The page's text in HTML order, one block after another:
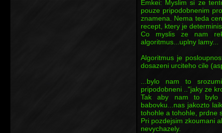
Emkei: Myslim si ze
pouze pripodobnenim
znamena. Nema teda
recept, ktery je
Co myslis ze nam
algoritmus...uplny lamy...
Algoritmus je
dosazeni urciteho cile
...bylo nam to
pripodobneni .."jaky ze
Tak aby nam to bylo
babovku...nas jakozto
tohohle a tohohle, prdne
Pri pozdejsim zkoumani
nevychazely.